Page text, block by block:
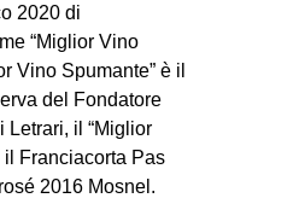
2020 di
“Miglior Vino
Vino Spumante” è il
del Fondatore
Letrari, il “Miglior
il Franciacorta Pas
2016 Mosnel.